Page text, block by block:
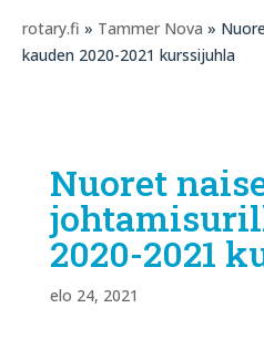
rotary.fi » Tammer Nova »
kauden 2020-2021 kurssijuhla
Nuoret
2020-2021
elo 24, 2021